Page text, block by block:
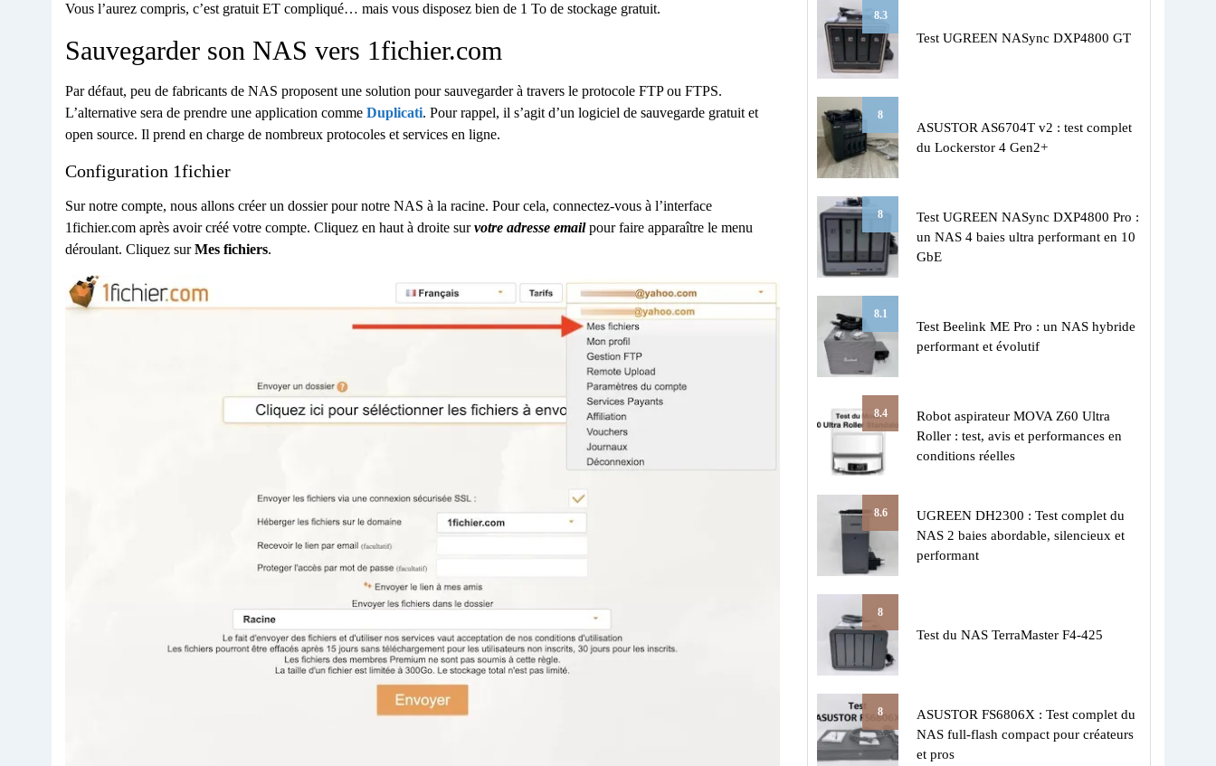
Vous l’aurez compris, c’est gratuit ET compliqué… mais vous disposez bien de 1 To de stockage gratuit.
Sauvegarder son NAS vers 1fichier.com
Par défaut, peu de fabricants de NAS proposent une solution pour sauvegarder à travers le protocole FTP ou FTPS.
L’alternative sera de prendre une application comme Duplicati. Pour rappel, il s’agit d’un logiciel de sauvegarde gratuit et
open source. Il prend en charge de nombreux protocoles et services en ligne.
Configuration 1fichier
Sur notre compte, nous allons créer un dossier pour notre NAS à la racine. Pour cela, connectez-vous à l’interface
1fichier.com après avoir créé votre compte. Cliquez en haut à droite survotre adresse emailpour faire apparaître le menu
déroulant. Cliquez surMes fichiers.
8.3
Test UGREEN NASync DXP4800 GT
8
ASUSTOR AS6704T v2 : test complet
du Lockerstor 4 Gen2+
8
Test UGREEN NASync DXP4800 Pro :
un NAS 4 baies ultra performant en 10
GbE
8.1
Test Beelink ME Pro : un NAS hybride
performant et évolutif
8.4
Robot aspirateur MOVA Z60 Ultra
Roller : test, avis et performances en
conditions réelles
8.6
UGREEN DH2300 : Test complet du
NAS 2 baies abordable, silencieux et
performant
8
Test du NAS TerraMaster F4-425
8
ASUSTOR FS6806X : Test complet du
NAS full-flash compact pour créateurs
et pros